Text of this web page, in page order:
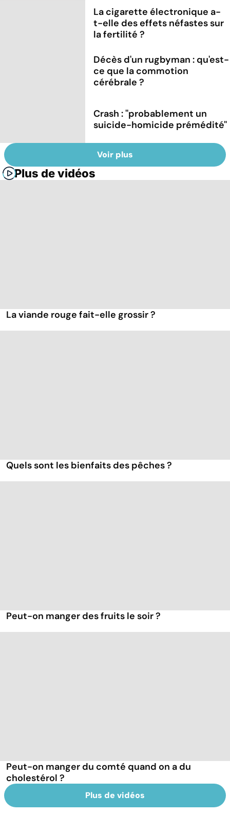
La cigarette électronique a-
t-elle des effets néfastes sur
la fertilité ?
Décès d'un rugbyman : qu'est-
ce que la commotion
cérébrale ?
Crash : ''probablement un
suicide-homicide prémédité''
Voir plus
Plus de vidéos
La viande rouge fait-elle grossir ?
Quels sont les bienfaits des pêches ?
Peut-on manger des fruits le soir ?
Peut-on manger du comté quand on a du
cholestérol ?
Plus de vidéos